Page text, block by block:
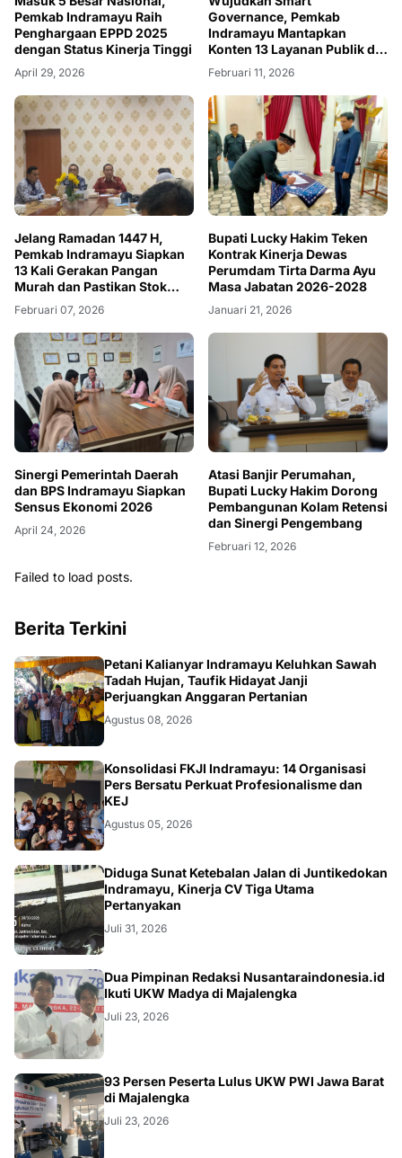
Pemkab Indramayu Raih
Penghargaan EPPD 2025
dengan Status Kinerja Tinggi
April 29, 2026
Governance, Pemkab
Indramayu Mantapkan
Konten 13 Layanan Publik di
"Wong Reang Apps"
Februari 11, 2026
Jelang Ramadan 1447 H,
Pemkab Indramayu Siapkan
13 Kali Gerakan Pangan
Murah dan Pastikan Stok
Aman
Februari 07, 2026
Bupati Lucky Hakim Teken
Kontrak Kinerja Dewas
Perumdam Tirta Darma Ayu
Masa Jabatan 2026-2028
Januari 21, 2026
Sinergi Pemerintah Daerah
dan BPS Indramayu Siapkan
Sensus Ekonomi 2026
April 24, 2026
Atasi Banjir Perumahan,
Bupati Lucky Hakim Dorong
Pembangunan Kolam Retensi
dan Sinergi Pengembang
Februari 12, 2026
Failed to load posts.
Berita Terkini
Petani Kalianyar Indramayu Keluhkan Sawah
Tadah Hujan, Taufik Hidayat Janji
Perjuangkan Anggaran Pertanian
Agustus 08, 2026
Konsolidasi FKJI Indramayu: 14 Organisasi
Pers Bersatu Perkuat Profesionalisme dan
KEJ
Agustus 05, 2026
KRIMINAL
Diduga Sunat Ketebalan Jalan di Juntikedokan
Indramayu, Kinerja CV Tiga Utama
Pertanyakan
Juli 31, 2026
Dua Pimpinan Redaksi Nusantaraindonesia.id
Ikuti UKW Madya di Majalengka
Juli 23, 2026
93 Persen Peserta Lulus UKW PWI Jawa Barat
di Majalengka
Juli 23, 2026